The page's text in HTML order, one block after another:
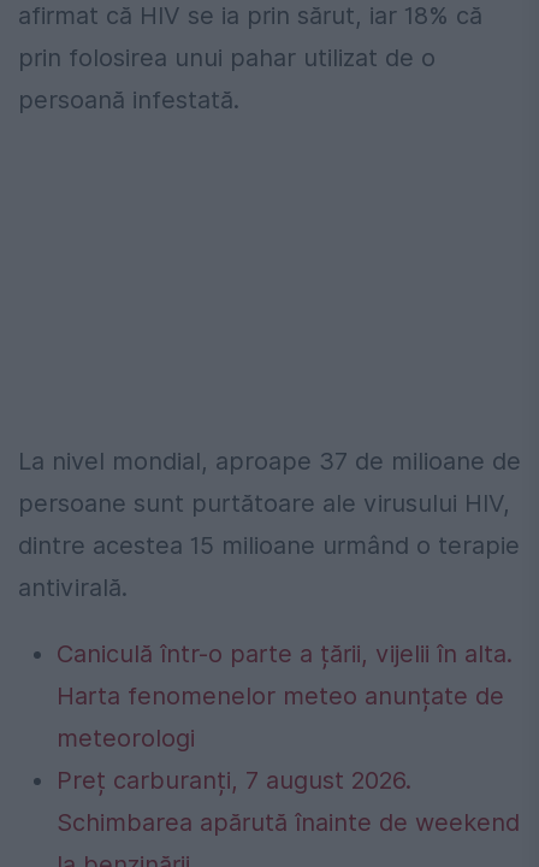
afirmat că HIV se ia prin sărut, iar 18% că
prin folosirea unui pahar utilizat de o
persoană infestată.
La nivel mondial, aproape 37 de milioane de
persoane sunt purtătoare ale virusului HIV,
dintre acestea 15 milioane urmând o terapie
antivirală.
Caniculă într-o parte a țării, vijelii în alta.
Harta fenomenelor meteo anunțate de
meteorologi
Preț carburanți, 7 august 2026.
Schimbarea apărută înainte de weekend